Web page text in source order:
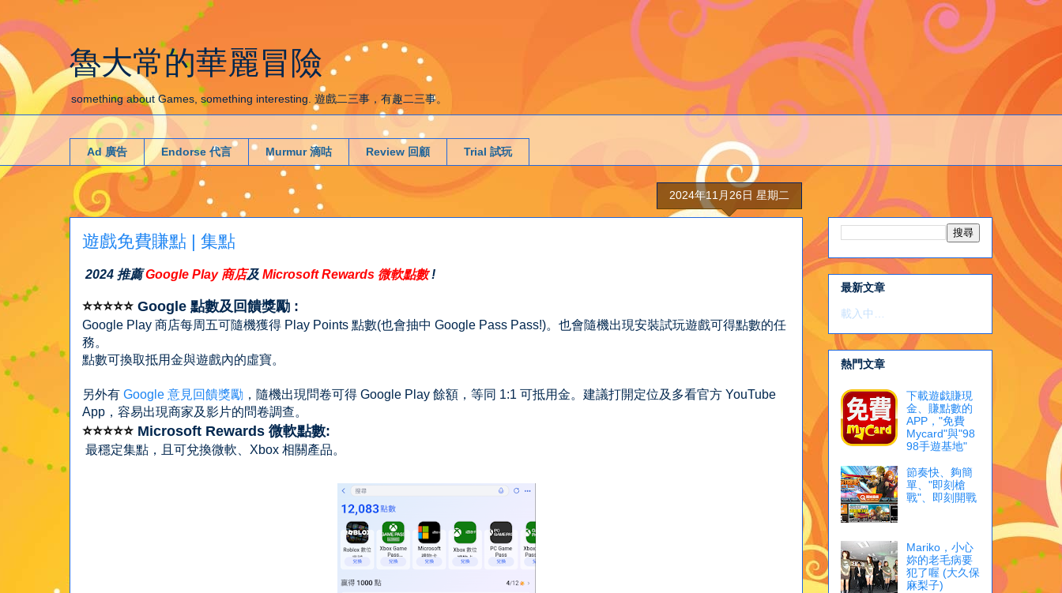
魯大常的華麗冒險
something about Games, something interesting. 遊戲二三事，有趣二三事。
Ad 廣告 Endorse 代言 Murmur 滴咕 Review 回顧 Trial 試玩
2024年11月26日 星期二
遊戲免費賺點 | 集點
2024 推薦Google Play 商店及 Microsoft Rewards 微軟點數!
⭐⭐⭐⭐⭐ Google 點數及回饋獎勵 :
Google Play 商店每周五可隨機獲得 Play Points 點數(也會抽中 Google Pass Pass!)。也會隨機出現安裝試玩遊戲可得點數的任
務。
點數可換取抵用金與遊戲內的虛寶。
另外有 Google 意見回饋獎勵 ，隨機出現問卷可得 Google Play 餘額，等同 1:1 可抵用金。建議打開定位及多看官方 YouTube
App，容易出現商家及影片的問卷調查。
⭐⭐⭐⭐⭐ Microsoft Rewards 微軟點數:
最穩定集點，且可兌換微軟、Xbox 相關產品。
最新文章
載入中…
熱門文章
下載遊戯賺現
金、賺點數的
APP，"免費
Mycard"與"98
98手遊基地"
節奏快、夠簡
單、"即刻槍
戰"、即刻開戰
Mariko，小心
妳的老毛病要
犯了喔 (大久保
麻梨子)